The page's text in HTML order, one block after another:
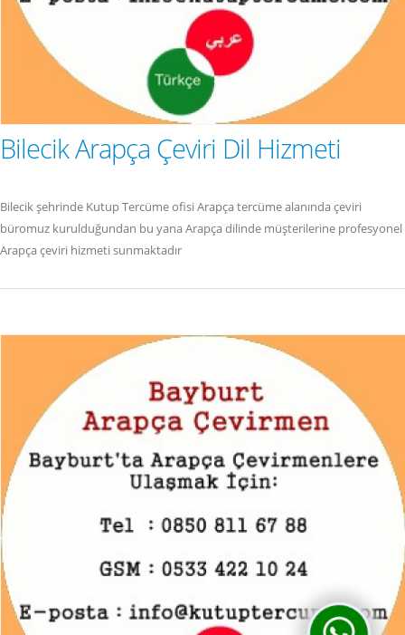
Bilecik Arapça Çeviri Dil Hizmeti
Bilecik şehrinde Kutup Tercüme ofisi Arapça tercüme alanında çeviri
büromuz kurulduğundan bu yana Arapça dilinde müşterilerine profesyonel
Arapça çeviri hizmeti sunmaktadır